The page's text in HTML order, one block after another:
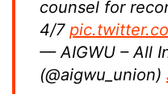
counsel for
4/7
— AIGWU – All
(@aigwu_union)